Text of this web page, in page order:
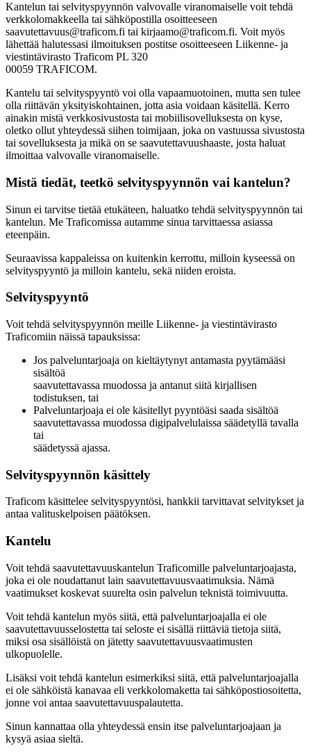
Kantelun tai selvityspyynnön valvovalle viranomaiselle voit tehdä
verkkolomakkeella tai sähköpostilla osoitteeseen
saavutettavuus@traficom.fi tai kirjaamo@traficom.fi. Voit myös
lähettää halutessasi ilmoituksen postitse osoitteeseen Liikenne- ja
viestintävirasto Traficom PL 320
00059 TRAFICOM.
Kantelu tai selvityspyyntö voi olla vapaamuotoinen, mutta sen tulee
olla riittävän yksityiskohtainen, jotta asia voidaan käsitellä. Kerro
ainakin mistä verkkosivustosta tai mobiilisovelluksesta on kyse,
oletko ollut yhteydessä siihen toimijaan, joka on vastuussa sivustosta
tai sovelluksesta ja mikä on se saavutettavuushaaste, josta haluat
ilmoittaa valvovalle viranomaiselle.
Mistä tiedät, teetkö selvityspyynnön vai kantelun?
Sinun ei tarvitse tietää etukäteen, haluatko tehdä selvityspyynnön tai
kantelun. Me Traficomissa autamme sinua tarvittaessa asiassa
eteenpäin.
Seuraavissa kappaleissa on kuitenkin kerrottu, milloin kyseessä on
selvityspyyntö ja milloin kantelu, sekä niiden eroista.
Selvityspyyntö
Voit tehdä selvityspyynnön meille Liikenne- ja viestintävirasto
Traficomiin näissä tapauksissa:
Jos palveluntarjoaja on kieltäytynyt antamasta pyytämääsi
sisältöä
saavutettavassa muodossa ja antanut siitä kirjallisen
todistuksen, tai
Palveluntarjoaja ei ole käsitellyt pyyntöäsi saada sisältöä
saavutettavassa muodossa digipalvelulaissa säädetyllä tavalla
tai
säädetyssä ajassa.
Selvityspyynnön käsittely
Traficom käsittelee selvityspyyntösi, hankkii tarvittavat selvitykset ja
antaa valituskelpoisen päätöksen.
Kantelu
Voit tehdä saavutettavuuskantelun Traficomille palveluntarjoajasta,
joka ei ole noudattanut lain saavutettavuusvaatimuksia. Nämä
vaatimukset koskevat suurelta osin palvelun teknistä toimivuutta.
Voit tehdä kantelun myös siitä, että palveluntarjoajalla ei ole
saavutettavuusselostetta tai seloste ei sisällä riittäviä tietoja siitä,
miksi osa sisällöistä on jätetty saavutettavuusvaatimusten
ulkopuolelle.
Lisäksi voit tehdä kantelun esimerkiksi siitä, että palveluntarjoajalla
ei ole sähköistä kanavaa eli verkkolomaketta tai sähköpostiosoitetta,
jonne voi antaa saavutettavuuspalautetta.
Sinun kannattaa olla yhteydessä ensin itse palveluntarjoajaan ja
kysyä asiaa sieltä.